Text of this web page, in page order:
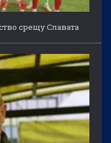
срещу Славата